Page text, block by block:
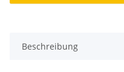
Beschreibung